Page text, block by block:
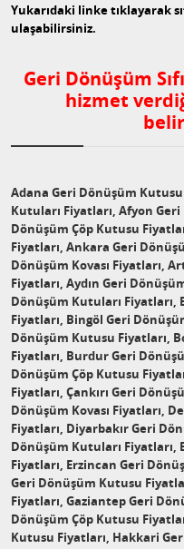
Yukarıdaki linke tıklayarak
ulaşabilirsiniz.
Geri Dönüşüm
hizmet
Adana Geri Dönüşüm
Kutuları Fiyatları, Afyon Geri
Dönüşüm Çöp Kutusu
Fiyatları, Ankara Geri
Dönüşüm Kovası Fiyatları,
Fiyatları, Aydın Geri
Dönüşüm Kutuları Fiyatları,
Fiyatları, Bingöl Geri
Dönüşüm Kutusu Fiyatları,
Fiyatları, Burdur Geri
Dönüşüm Çöp Kutusu
Fiyatları, Çankırı Geri
Dönüşüm Kovası Fiyatları,
Fiyatları, Diyarbakır Geri
Dönüşüm Kutuları Fiyatları,
Fiyatları, Erzincan Geri
Geri Dönüşüm Kutusu
Fiyatları, Gaziantep Geri
Dönüşüm Çöp Kutusu
Kutusu Fiyatları, Hakkari